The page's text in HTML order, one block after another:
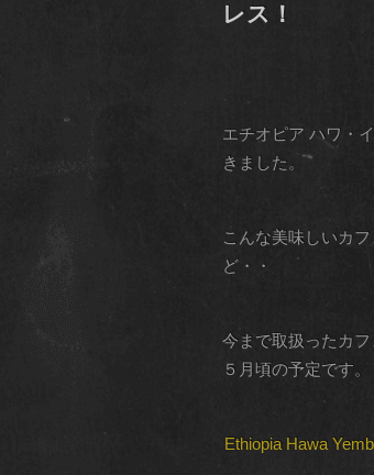
レス！
エチオピア ハワ・
きました。
こんな美味しいカ
ど・・
今まで取扱ったカ
５月頃の予定です。
Ethiopia Hawa